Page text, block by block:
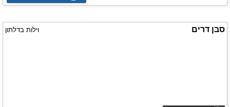
סבן דרים וילות בדלתון